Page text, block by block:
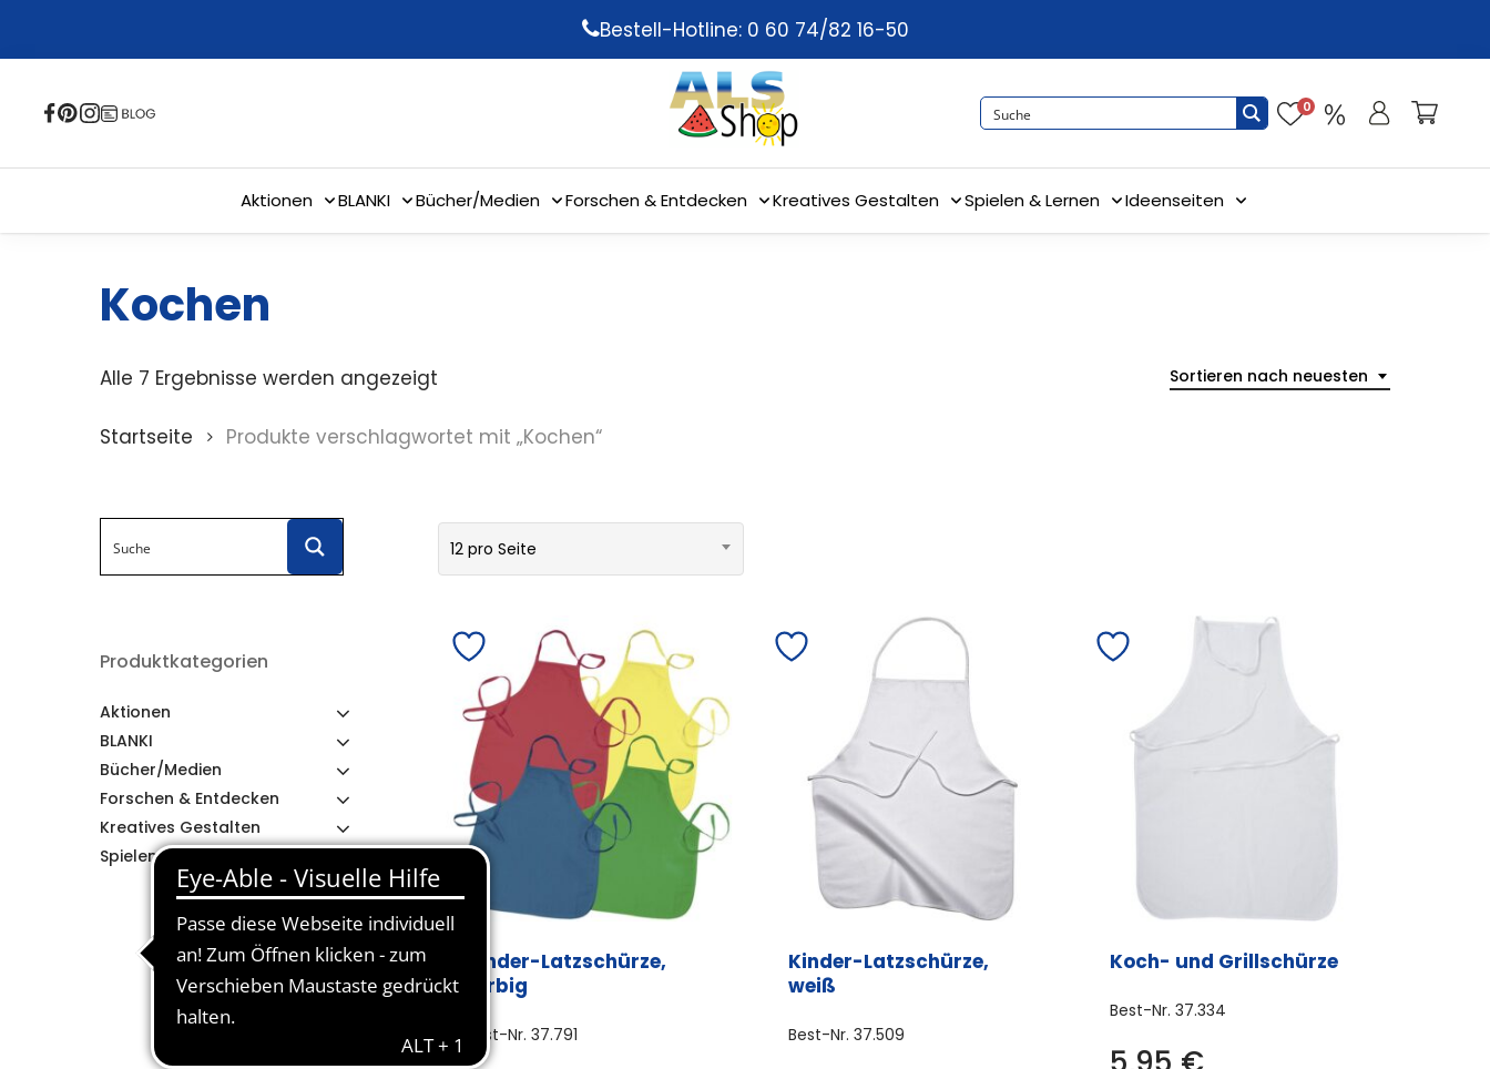
content
Bestell-Hotline: 0 60 74/82 16-50
0
Aktionen BLANKI Bücher/Medien Forschen & Entdecken Kreatives Gestalten Spielen & Lernen Ideenseiten
Kochen
Sortieren nach neuesten
Alle 7 Ergebnisse werden angezeigt
Startseite Produkte verschlagwortet mit „Kochen“
Produktkategorien
Aktionen
BLANKI
Bücher/Medien
Forschen & Entdecken
Kreatives Gestalten
Spielen & Lernen
12 pro Seite
Kinder-Latzschürze,
farbig
Best-Nr.37.791
Kinder-Latzschürze,
weiß
Best-Nr. 37.509
Koch- und Grillschürze
Best-Nr.37.334